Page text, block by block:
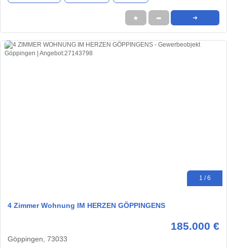
★ ➦ ➜
1 / 6
4 Zimmer Wohnung IM HERZEN GÖPPINGENS
185.000 €
Göppingen, 73033